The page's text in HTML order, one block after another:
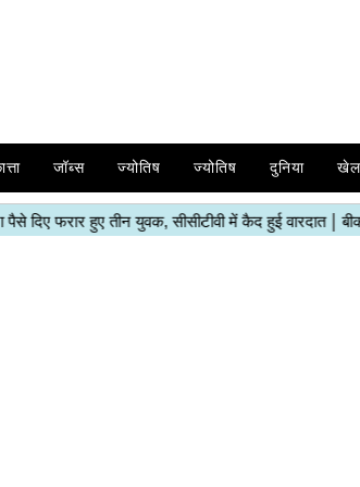
जॉब्स ज्योतिष ज्योतिष दुनिया खेल